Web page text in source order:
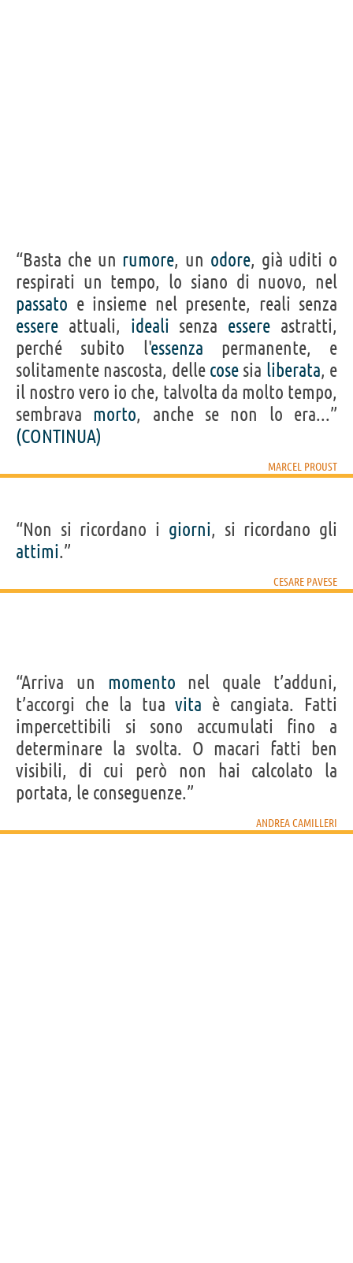
“Basta che un rumore, un odore, già uditi o
respirati un tempo, lo siano di nuovo, nel
passato e insieme nel presente, reali senza
essere attuali, ideali senza essere astratti,
perché subito l'essenza permanente, e
solitamente nascosta, delle cose sia liberata, e
il nostro vero io che, talvolta da molto tempo,
sembrava morto, anche se non lo era...”
(CONTINUA)
MARCEL PROUST
“Non si ricordano i giorni, si ricordano gli
attimi.”
CESARE PAVESE
“Arriva un momento nel quale t’adduni,
t’accorgi che la tuavita è cangiata. Fatti
impercettibili si sono accumulati fino a
determinare la svolta. O macari fatti ben
visibili, di cui però non hai calcolato la
portata, le conseguenze.”
ANDREA CAMILLERI